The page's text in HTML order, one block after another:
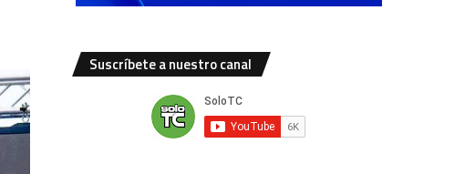
Suscríbete a nuestro canal